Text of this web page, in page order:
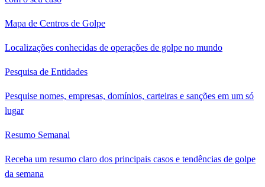
Mapa de Centros de Golpe
Localizações conhecidas de operações de golpe no mundo
Pesquisa de Entidades
Pesquise nomes, empresas, domínios, carteiras e sanções em um só
lugar
Resumo Semanal
Receba um resumo claro dos principais casos e tendências de golpe
da semana